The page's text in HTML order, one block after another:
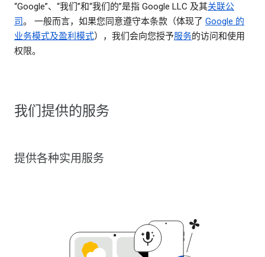
“Google”、“我们”和“我们的”是指 Google LLC 及其关联公
司。 一般而言，如果您同意遵守本条款（体现了 Google 的
业务模式及盈利模式），我们会向您授予服务的访问和使用
权限。
我们提供的服务
提供各种实用服务